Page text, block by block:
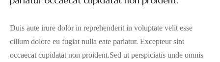
Duis aute irure dolor in reprehenderit in voluptate velit esse
cillum dolore eu fugiat nulla eate pariatur. Excepteur sint
occaecat cupidatat non proident.Sed ut perspiciatis unde omnis